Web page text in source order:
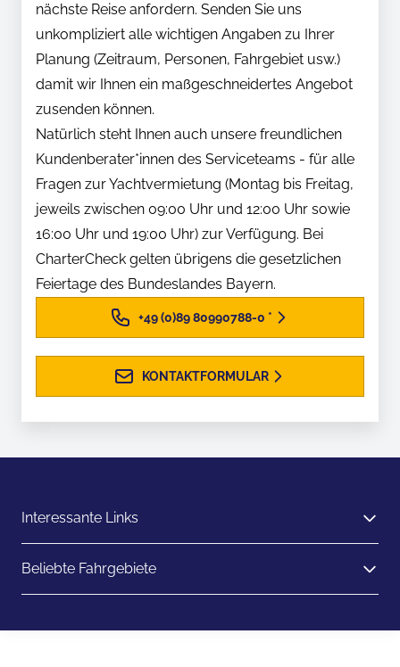
nächste Reise anfordern. Senden Sie uns
unkompliziert alle wichtigen Angaben zu Ihrer
Planung (Zeitraum, Personen, Fahrgebiet usw.)
damit wir Ihnen ein maßgeschneidertes Angebot
zusenden können.
Natürlich steht Ihnen auch unsere freundlichen
Kundenberater*innen des Serviceteams - für alle
Fragen zur Yachtvermietung (Montag bis Freitag,
jeweils zwischen 09:00 Uhr und 12:00 Uhr sowie
16:00 Uhr und 19:00 Uhr) zur Verfügung. Bei
CharterCheck gelten übrigens die gesetzlichen
Feiertage des Bundeslandes Bayern.
+49 (0)89 80990788-0 *
KONTAKTFORMULAR
Interessante Links
Beliebte Fahrgebiete